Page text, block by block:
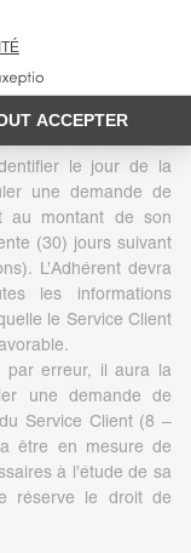
le barème
et pourront être
le jour de la
une demande de
au montant de son
(30) jours suivant
L’Adhérent devra
les informations
le Service Client
par erreur, il aura la
une demande de
Service Client (8 –
être en mesure de
à l’étude de sa
réserve le droit de